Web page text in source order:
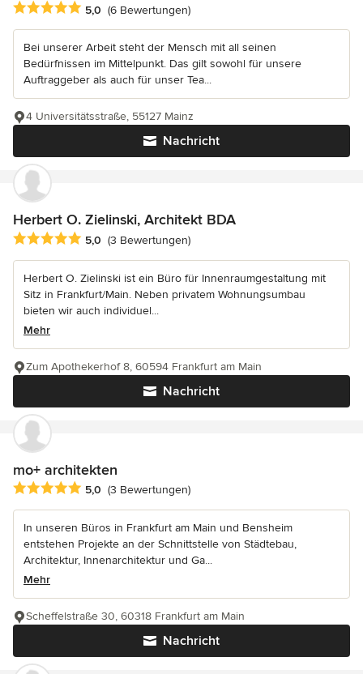
Durchschnittliche Bewertung: 5 von 5 Sternen
5,0 (6 Bewertungen)
Bei unserer Arbeit steht der Mensch mit all seinen
Bedürfnissen im Mittelpunkt. Das gilt sowohl für unsere
Auftraggeber als auch für unser Tea...
Nachricht
4 Universitätsstraße, 55127 Mainz
Herbert O. Zielinski, Architekt BDA
Durchschnittliche Bewertung: 5 von 5 Sternen
5,0 (3 Bewertungen)
Herbert O. Zielinski ist ein Büro für Innenraumgestaltung mit
Sitz in Frankfurt/Main. Neben privatem Wohnungsumbau
bieten wir auch individuel...
Mehr
Nachricht
Zum Apothekerhof 8, 60594 Frankfurt am Main
mo+ architekten
Durchschnittliche Bewertung: 5 von 5 Sternen
5,0 (3 Bewertungen)
In unseren Büros in Frankfurt am Main und Bensheim
entstehen Projekte an der Schnittstelle von Städtebau,
Architektur, Innenarchitektur und Ga...
Mehr
Nachricht
Scheffelstraße 30, 60318 Frankfurt am Main